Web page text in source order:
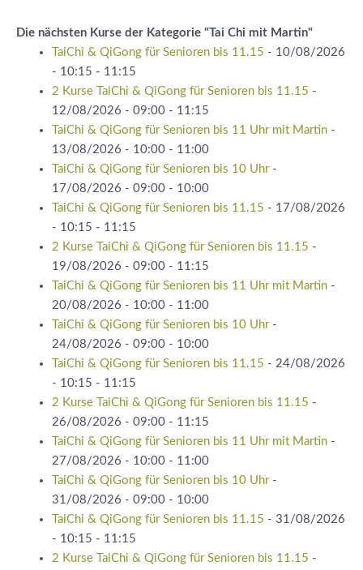
Die nächsten Kurse der Kategorie "Tai Chi mit Martin"
TaiChi & QiGong für Senioren bis 11.15 - 10/08/2026
- 10:15 - 11:15
2 Kurse TaiChi & QiGong für Senioren bis 11.15 -
12/08/2026 - 09:00 - 11:15
TaiChi & QiGong für Senioren bis 11 Uhr mit Martin-
13/08/2026 - 10:00 - 11:00
TaiChi & QiGong für Senioren bis 10 Uhr-
17/08/2026 - 09:00 - 10:00
TaiChi & QiGong für Senioren bis 11.15 - 17/08/2026
- 10:15 - 11:15
2 Kurse TaiChi & QiGong für Senioren bis 11.15 -
19/08/2026 - 09:00 - 11:15
TaiChi & QiGong für Senioren bis 11 Uhr mit Martin-
20/08/2026 - 10:00 - 11:00
TaiChi & QiGong für Senioren bis 10 Uhr-
24/08/2026 - 09:00 - 10:00
TaiChi & QiGong für Senioren bis 11.15 - 24/08/2026
- 10:15 - 11:15
2 Kurse TaiChi & QiGong für Senioren bis 11.15 -
26/08/2026 - 09:00 - 11:15
TaiChi & QiGong für Senioren bis 11 Uhr mit Martin-
27/08/2026 - 10:00 - 11:00
TaiChi & QiGong für Senioren bis 10 Uhr-
31/08/2026 - 09:00 - 10:00
TaiChi & QiGong für Senioren bis 11.15 - 31/08/2026
- 10:15 - 11:15
2 Kurse TaiChi & QiGong für Senioren bis 11.15 -